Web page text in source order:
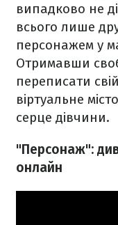
випадково не
всього лише
персонажем у
Отримавши
переписати
віртуальне
серце дівчини.
"Персонаж":
онлайн